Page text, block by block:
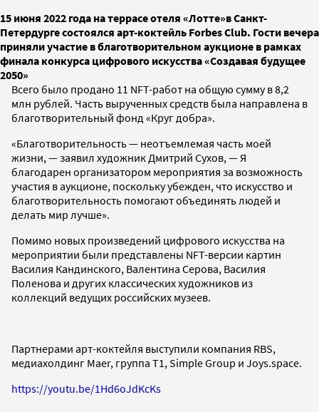
15 июня 2022 года на террасе отеля «Лотте»в Санкт-
Петердурге состоялся арт-коктейль Forbes Club. Гости вечера
приняли участие в благотворительном аукционе в рамках
финала конкурса цифрового искусства «Создавая будущее
2050»
Всего было продано 11 NFT-работ на общую сумму в 8,2
млн рублей. Часть вырученных средств была направлена в
благотворительный фонд «Круг добра».
«Благотворительность — неотъемлемая часть моей
жизни, — заявил художник Дмитрий Сухов, — Я
благодарен организатором мероприятия за возможность
участия в аукционе, поскольку убежден, что искусство и
благотворительность помогают объединять людей и
делать мир лучше».
Помимо новых произведений цифрового искусства на
мероприятии были представлены NFT-версии картин
Василия Кандинского, Валентина Серова, Василия
Поленова и других классических художников из
коллекций ведущих российских музеев.
Партнерами арт-коктейля выступили компания RBS,
медиахолдинг Maer, группа Т1, Simple Group и Joys.space.
https://youtu.be/1Hd6oJdKcKs